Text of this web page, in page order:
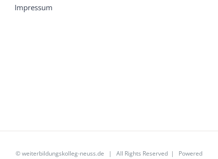
Impressum
©weiterbildungskolleg-neuss.de | All Rights Reserved | Powered